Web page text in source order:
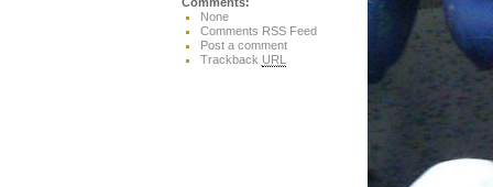
None
Comments RSS Feed
Post a comment
Trackback URL